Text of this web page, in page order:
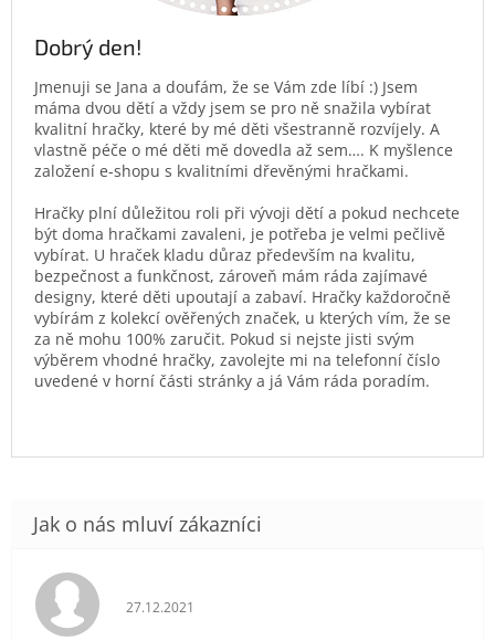
Dobrý den!
Jmenuji se Jana a doufám, že se Vám zde líbí :) Jsem
máma dvou dětí a vždy jsem se pro ně snažila vybírat
kvalitní hračky, které by mé děti všestranně rozvíjely. A
vlastně péče o mé děti mě dovedla až sem…. K myšlence
založení e-shopu s kvalitními dřevěnými hračkami.
Hračky plní důležitou roli při vývoji dětí a pokud nechcete
být doma hračkami zavaleni, je potřeba je velmi pečlivě
vybírat. U hraček kladu důraz především na kvalitu,
bezpečnost a funkčnost, zároveň mám ráda zajímavé
designy, které děti upoutají a zabaví. Hračky každoročně
vybírám z kolekcí ověřených značek, u kterých vím, že se
za ně mohu 100% zaručit. Pokud si nejste jisti svým
výběrem vhodné hračky, zavolejte mi na telefonní číslo
uvedené v horní části stránky a já Vám ráda poradím.
Hodnocení obchodu je 5 z 5 hvězdiček.
27.12.2021